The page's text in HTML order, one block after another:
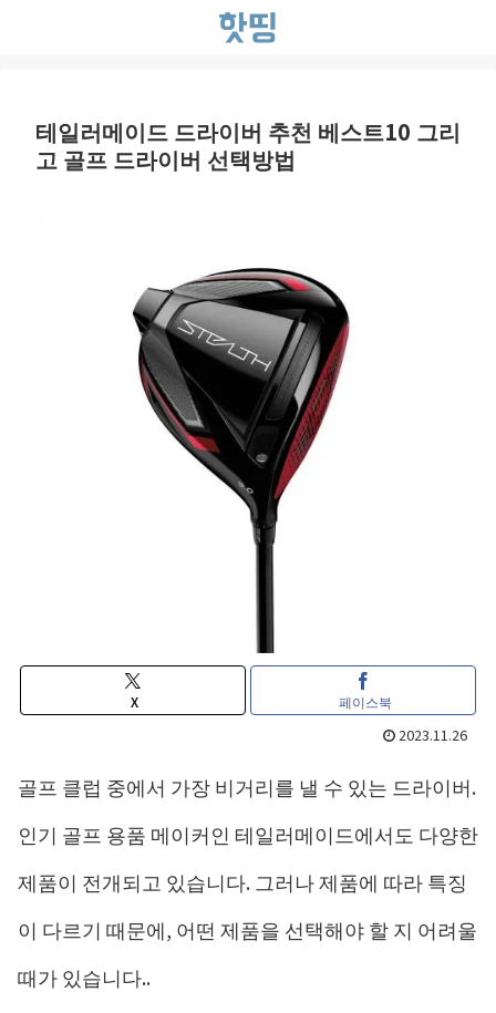
테일러메이드 드라이버 추천 베스트10 그리
고 골프 드라이버 선택방법
X 페이스북
2023.11.26
골프 클럽 중에서 가장 비거리를 낼 수 있는 드라이버.
인기 골프 용품 메이커인 테일러메이드에서도 다양한
제품이 전개되고 있습니다. 그러나 제품에 따라 특징
이 다르기 때문에, 어떤 제품을 선택해야 할 지 어려울
때가 있습니다..